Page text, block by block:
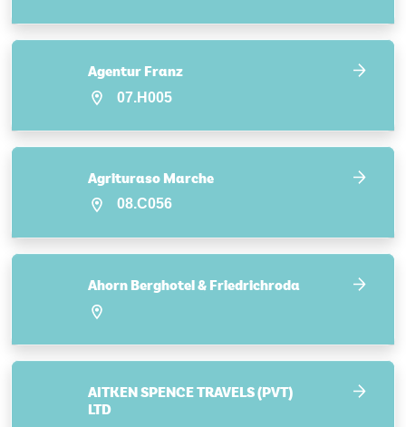
Agentur Franz
07.H005
Agrituraso Marche
08.C056
Ahorn Berghotel & Friedrichroda
AITKEN SPENCE TRAVELS (PVT)
LTD